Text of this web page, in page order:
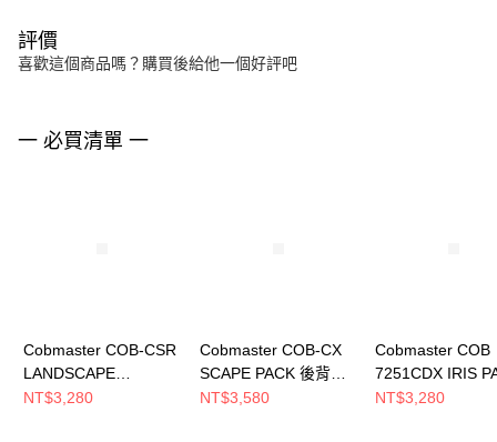
評價
喜歡這個商品嗎？購買後給他一個好評吧
一 必買清單 一
Cobmaster COB-CSR
LANDSCAPE
ROLLTOP PACK 後背
NT$3,280
Cobmaster COB-CX
SCAPE PACK 後背包
HEATHER D.BROWN
NT$3,580
Cobmaster COB
7251CDX IRIS
後背包 Off White
NT$3,280